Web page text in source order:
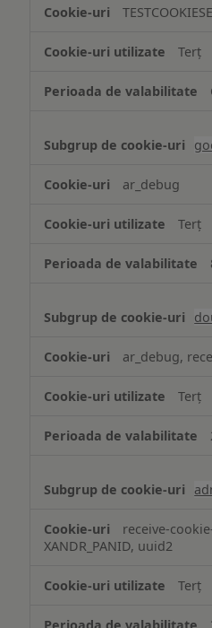
Terț
ar_debug
Terț
ar_debug,
Terț
receive-
XANDR_PANID, uuid2
Terț